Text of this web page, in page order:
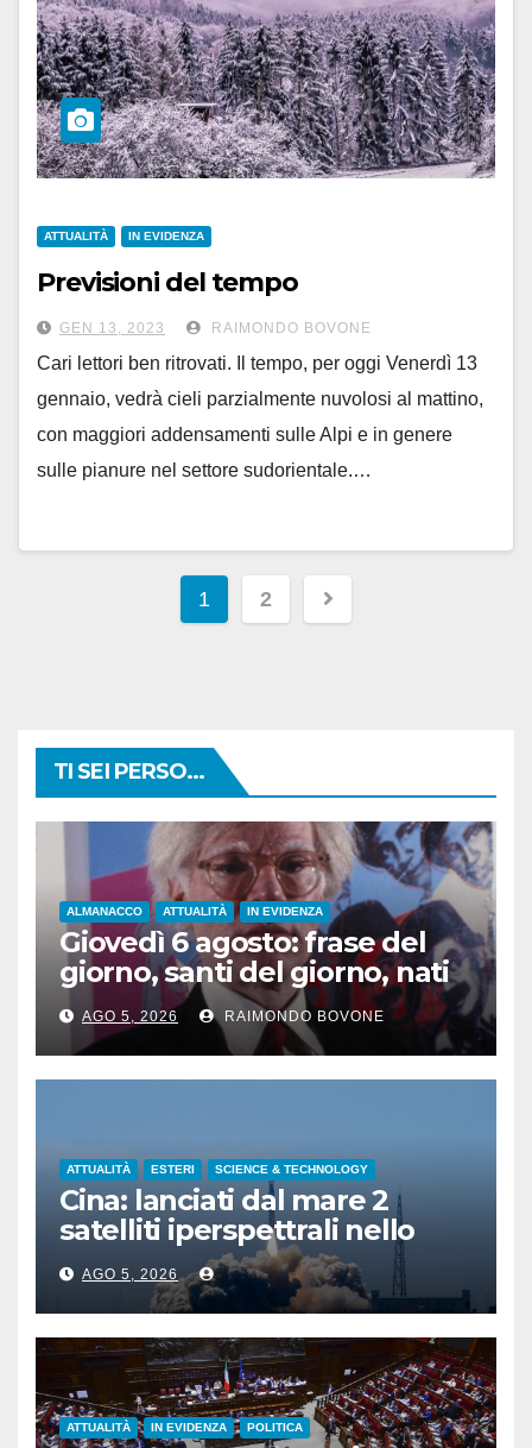
ATTUALITÀ IN EVIDENZA
Previsioni del tempo
GEN 13, 2023 RAIMONDO BOVONE
Cari lettori ben ritrovati. Il tempo, per oggi Venerdì 13
gennaio, vedrà cieli parzialmente nuvolosi al mattino,
con maggiori addensamenti sulle Alpi e in genere
sulle pianure nel settore sudorientale.…
Paginazione
1 2
TI SEI PERSO...
ALMANACCO ATTUALITÀ IN EVIDENZA
Giovedì 6 agosto: frase del
giorno, santi del giorno, nati
famosi, accadde oggi
AGO 5, 2026 RAIMONDO BOVONE
ATTUALITÀ ESTERI SCIENCE & TECHNOLOGY
Cina: lanciati dal mare 2
satelliti iperspettrali nello
Shandong
AGO 5, 2026
ATTUALITÀ IN EVIDENZA POLITICA